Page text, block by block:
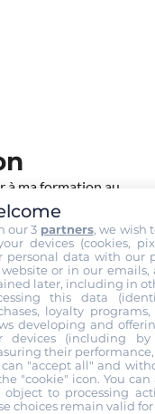
à ma formation au
Rousseau Voiture
auprès de mon
de ma formation. Je
dans un autre
40.00 €
our 3 partners, we wish
devices (cookies,
personal data with our
or in our emails,
later, including in
this data
loyalty
developing and
devices (including
their
can "accept all" and
"cookie" icon. You
object to processing
choices remain valid